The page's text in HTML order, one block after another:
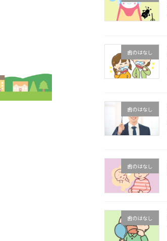
歯のはなし
歯のはなし
歯のはなし
歯のはなし